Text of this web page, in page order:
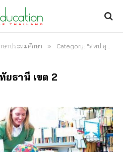
ษาประถมศึกษา » Category: "สพป.อุทัยธานี เขต 2"
ยธานี เขต 2